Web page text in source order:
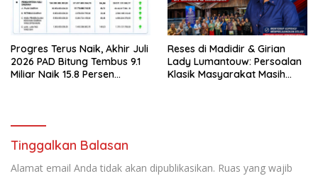
Progres Terus Naik, Akhir Juli
2026 PAD Bitung Tembus 9.1
Miliar Naik 15.8 Persen
Reses di Madidir & Girian
Lady Lumantouw: Persoalan
Klasik Masyarakat Masih
Tinggalkan Balasan
Alamat email Anda tidak akan dipublikasikan. Ruas yang wajib